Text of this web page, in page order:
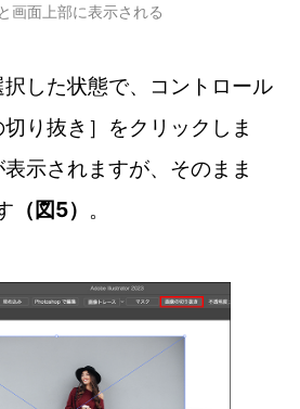
画面上部に表示される
した状態で、コントロール
り抜き］をクリックしま
示されますが、そのまま
（図5） 。